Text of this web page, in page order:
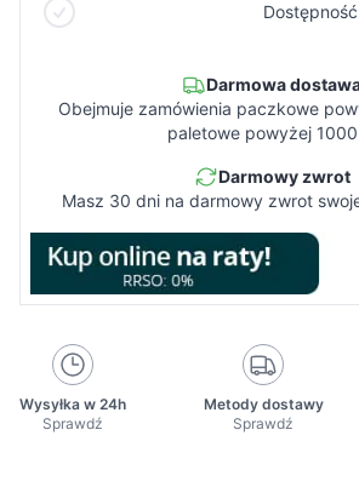
Darmowa
Obejmuje zamówienia paczkowe
paletowe powyżej 1000
Darmowy zwrot
Masz 30 dni na darmowy zwrot
Wysyłka w 24h
Sprawdź
Metody dostawy
Sprawdź